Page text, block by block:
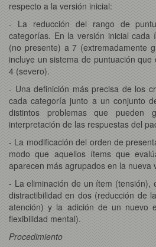
respecto a la versión inicial:
- La reducción del rango de
categorías. En la versión inicial cada
(no presente) a 7 (extremadamente
incluye un sistema de puntuación
4 (severo).
- Una definición más precisa de los
cada categoría junto a un conjunto
distintos problemas que pueden
interpretación de las respuestas del
- La modificación del orden de
modo que aquellos ítems que
aparecen más agrupados en la nueva
- La eliminación de un ítem (tensión),
distractibilidad en dos (reducción de
atención) y la adición de un nuevo
flexibilidad mental).
Procedimiento